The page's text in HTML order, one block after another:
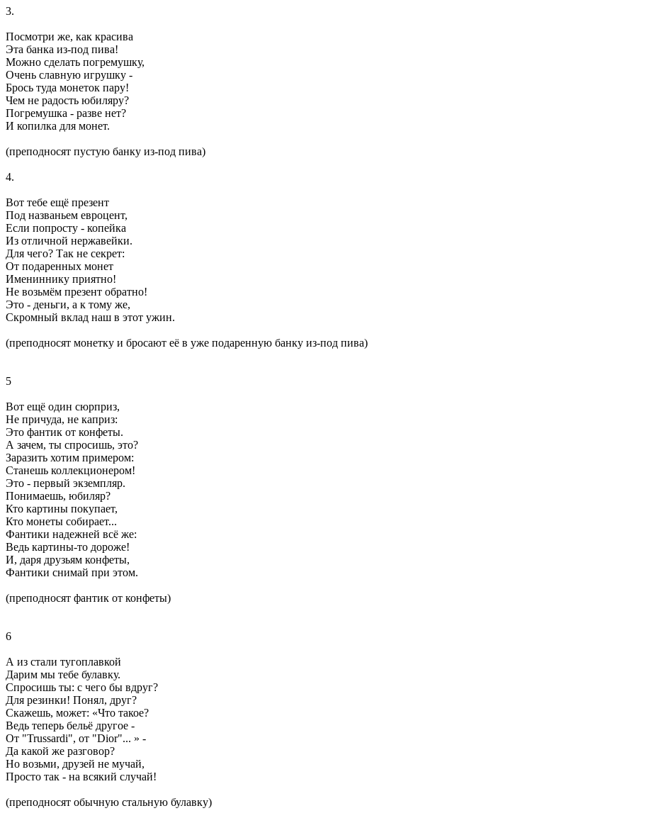
3.
Посмотри же, как красива
Эта банка из-под пива!
Можно сделать погремушку,
Очень славную игрушку -
Брось туда монеток пару!
Чем не радость юбиляру?
Погремушка - разве нет?
И копилка для монет.
(преподносят пустую банку из-под пива)
4.
Вот тебе ещё презент
Под названьем евроцент,
Если попросту - копейка
Из отличной нержавейки.
Для чего? Так не секрет:
От подаренных монет
Имениннику приятно!
Не возьмём презент обратно!
Это - деньги, а к тому же,
Скромный вклад наш в этот ужин.
(преподносят монетку и бросают её в уже подаренную банку из-под пива)
5
Вот ещё один сюрприз,
Не причуда, не каприз:
Это фантик от конфеты.
А зачем, ты спросишь, это?
Заразить хотим примером:
Станешь коллекционером!
Это - первый экземпляр.
Понимаешь, юбиляр?
Кто картины покупает,
Кто монеты собирает...
Фантики надежней всё же:
Ведь картины-то дороже!
И, даря друзьям конфеты,
Фантики снимай при этом.
(преподносят фантик от конфеты)
6
А из стали тугоплавкой
Дарим мы тебе булавку.
Спросишь ты: с чего бы вдруг?
Для резинки! Понял, друг?
Скажешь, может: «Что такое?
Ведь теперь бельё другое -
От "Trussardi", от "Dior"... » -
Да какой же разговор?
Но возьми, друзей не мучай,
Просто так - на всякий случай!
(преподносят обычную стальную булавку)